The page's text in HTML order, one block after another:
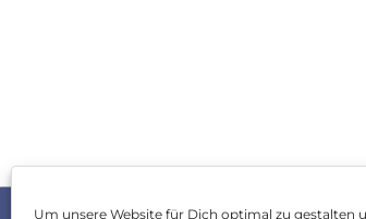
Um unsere Website für Dich optimal zu gestalten